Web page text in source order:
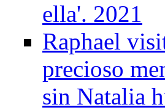
ella'. 2021
Raphael
precioso
sin Natalia